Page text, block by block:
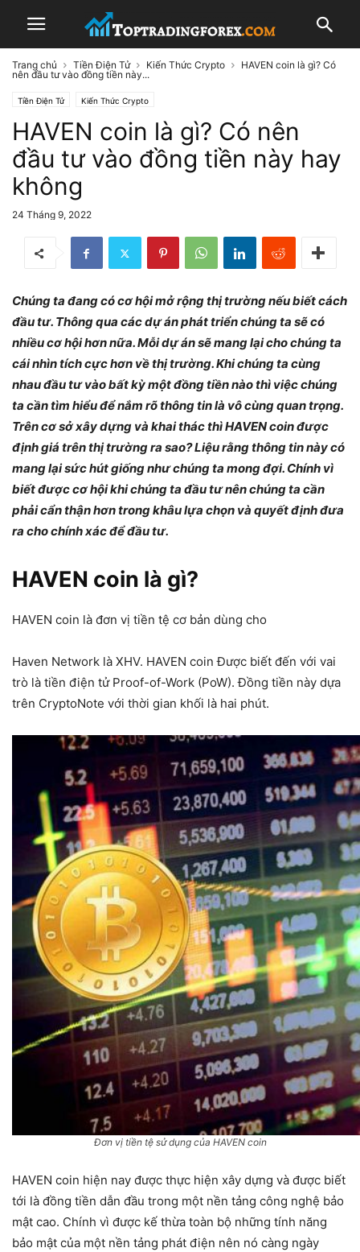
Trang chủ Tiền Điện Tử Kiến Thức Crypto
HAVEN coin là gì? Có
nên đầu tư vào đồng tiền này...
Tiền Điện Tử Kiến Thức Crypto
HAVEN coin là gì? Có nên
đầu tư vào đồng tiền này hay
không
24 Tháng 9, 2022
Chúng ta đang có cơ hội mở rộng thị trường nếu biết cách
đầu tư. Thông qua các dự án phát triển chúng ta sẽ có
nhiều cơ hội hơn nữa. Mỗi dự án sẽ mang lại cho chúng ta
cái nhìn tích cực hơn về thị trường. Khi chúng ta cùng
nhau đầu tư vào bất kỳ một đồng tiền nào thì việc chúng
ta cần tìm hiểu để nắm rõ thông tin là vô cùng quan trọng.
Trên cơ sở xây dựng và khai thác thì HAVEN coin được
định giá trên thị trường ra sao? Liệu rằng thông tin này có
mang lại sức hút giống như chúng ta mong đợi. Chính vì
biết được cơ hội khi chúng ta đầu tư nên chúng ta cần
phải cẩn thận hơn trong khâu lựa chọn và quyết định đưa
ra cho chính xác để đầu tư.
HAVEN coin là gì?
HAVEN coin là đơn vị tiền tệ cơ bản dùng cho
Haven Network là XHV. HAVEN coin Được biết đến với vai
trò là tiền điện tử Proof-of-Work (PoW). Đồng tiền này dựa
trên CryptoNote với thời gian khối là hai phút.
Đơn vị tiền tệ sử dụng của HAVEN coin
HAVEN coin hiện nay được thực hiện xây dựng và được biết
tới là đồng tiền dẫn đầu trong một nền tảng công nghệ bảo
mật cao. Chính vì được kế thừa toàn bộ những tính năng
bảo mật của một nền tảng phát điện nên nó càng ngày